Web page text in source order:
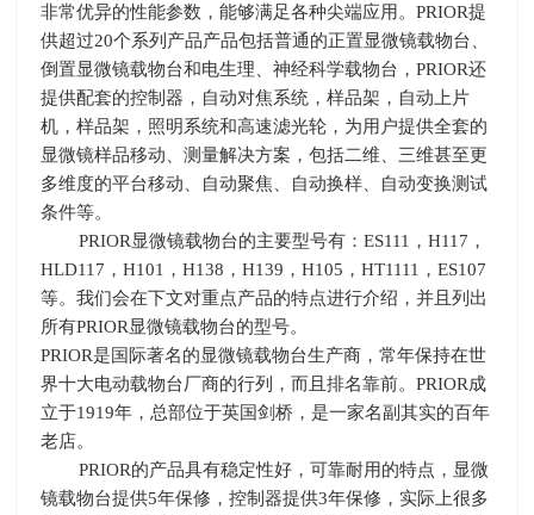
非常优异的性能参数，能够满足各种尖端应用。PRIOR提
供超过20个系列产品产品包括普通的正置显微镜载物台、
倒置显微镜载物台和电生理、神经科学载物台，PRIOR还
提供配套的控制器，自动对焦系统，样品架，自动上片
机，样品架，照明系统和高速滤光轮，为用户提供全套的
显微镜样品移动、测量解决方案，包括二维、三维甚至更
多维度的平台移动、自动聚焦、自动换样、自动变换测试
条件等。
PRIOR显微镜载物台的主要型号有：ES111 ，H117 ，
HLD117 ，H101 ，H138 ，H139 ，H105 ，HT1111 ，ES107
等。我们会在下文对重点产品的特点进行介绍，并且列出
所有PRIOR显微镜载物台的型号。
PRIOR是国际著名的显微镜载物台生产商，常年保持在世
界十大电动载物台厂商的行列，而且排名靠前。PRIOR成
立于1919年，总部位于英国剑桥，是一家名副其实的百年
老店。
PRIOR的产品具有稳定性好，可靠耐用的特点，显微
镜载物台提供5年保修，控制器提供3年保修，实际上很多